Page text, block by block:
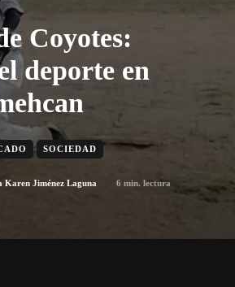
Coyotes:
deporte en
SOCIEDAD
Karen Jiménez Laguna 6 min. lectura